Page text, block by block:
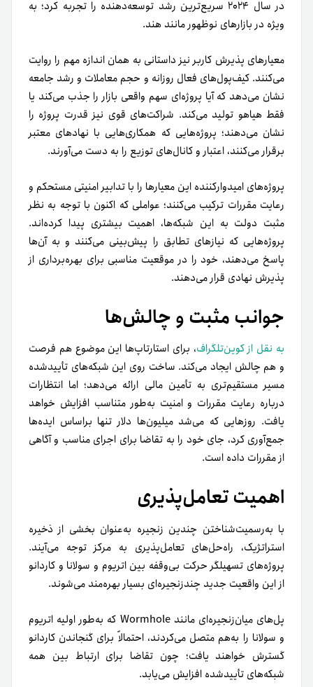
در سال ۲۰۲۴ سریع‌ترین رشد توسعه‌دهنده را تجربه کرد؛ به
ویژه در بازارهای نوظهور مانند هند.
معیارهای پذیرش کاربر نیز داستانی به همان اندازه مهم را روایت
می‌کنند. کیف‌پول‌های فعال روزانه و حجم معاملات و رشد جامعه
نشان می‌دهد که آیا پروژه‌ای سهم واقعی بازار را جذب می‌کند یا
فقط هیاهو تولید می‌کند. شراکت‌های قوی نیز قدرت پروژه را
نشان می‌دهند؛ پروژه‌هایی که همکاری‌هایی با نهادهای معتبر
برقرار می‌کنند، اعتبار و کانال‌های توزیع را به دست می‌آورند.
پروژه‌های امیدوارکننده‌ این معیارها را با تدابیر امنیتی مستحکم و
رعایت مقررات ترکیب می‌کنند؛ عواملی که اکنون با توجه به نظر
مثبت دولت به این شبکه‌ها، اهمیت بیشتری پیدا کرده‌اند.
پروژه‌هایی که نیازهای تطابق را پیش‌بینی می‌کنند و به آن‌ها
پاسخ می‌دهند، خود را در موقعیت مناسبی برای بهره‌برداری از
پذیرش نهادی قرار می‌دهند.
جوانب مثبت و چالش‌ها
به نقل از کوین‌تلگراف، برای استارتاپ‌ها این موضوع هم فرصت
و هم چالش ایجاد می‌کند. ساخت روی این شبکه‌های تأییدشده
مسیر مستقیم‌تری به تأمین مالی ارائه می‌دهد؛ اما انتظارات
درباره رعایت مقررات و امنیت به‌طور متناسب افزایش خواهد
یافت. روزهایی که می‌شد میلیون‌ها دلار تنها براساس ایده‌ها
جمع‌آوری کرد، جای خود را به تقاضا برای اجرای مناسب و آگاهی
از مقررات داده است.
اهمیت تعامل‌پذیری
با به‌رسمیت‌شناختن چندین زنجیره به‌عنوان بخشی از ذخیره
استراتژیک، راه‌حل‌های تعامل‌پذیری به مرکز توجه می‌آیند.
پروژه‌های تسهیلگر حرکت بی‌وقفه بین اتریوم و سولانا و کاردانو
از این واقعیت جدید چندزنجیره‌ای بسیار بهره‌مند می‌شوند.
پل‌های میان‌زنجیره‌ای مانند Wormhole که به‌طور اولیه اتریوم
و سولانا را به‌هم متصل می‌کردند، احتمالاً برای گنجاندن کاردانو
گسترش خواهند یافت؛ چون تقاضا برای ارتباط بین همه
شبکه‌های تأییدشده افزایش می‌یابد.